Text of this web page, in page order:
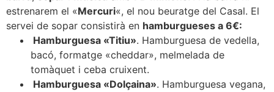
estrenarem el «Mercuri«, el nou beuratge del Casal. El
servei de sopar consistirà en hamburgueses a 6€:
Hamburguesa «Titiu». Hamburguesa de vedella,
bacó, formatge «cheddar», melmelada de
tomàquet i ceba cruixent.
Hamburguesa «Dolçaina». Hamburguesa vegana,